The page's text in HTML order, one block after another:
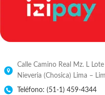
Calle Camino Real Mz. L
Nieveria (Chosica) Lima –
Teléfono: (51-1) 459-4344